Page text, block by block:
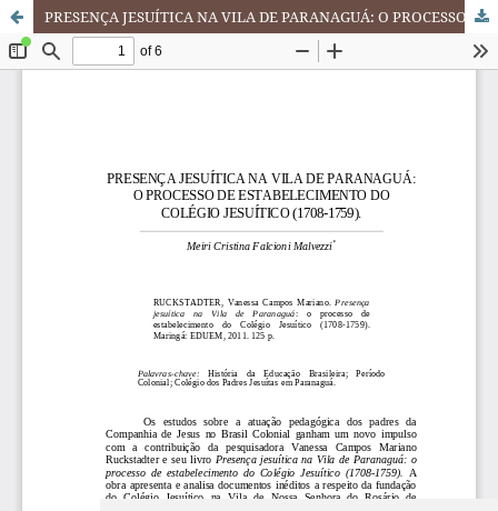
PRESENÇA JESUÍTICA NA VILA DE PARANAGUÁ: O PROCESSO DE ESTABELECIMENTO DO COLÉGIO JESUÍTICO (1708-1759).